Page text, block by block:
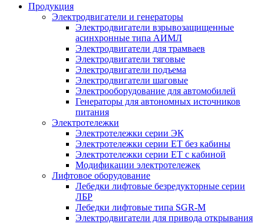
Продукция
Электродвигатели и генераторы
Электродвигатели взрывозащищенные
асинхронные типа АИМЛ
Электродвигатели для трамваев
Электродвигатели тяговые
Электродвигатели подъема
Электродвигатели шаговые
Электрооборудование для автомобилей
Генераторы для автономных источников
питания
Электротележки
Электротележки серии ЭК
Электротележки серии ЕТ без кабины
Электротележки серии ЕТ с кабиной
Модификации электротележек
Лифтовое оборудование
Лебедки лифтовые безредукторные серии
ЛБР
Лебедки лифтовые типа SGR-M
Электродвигатели для привода открывания